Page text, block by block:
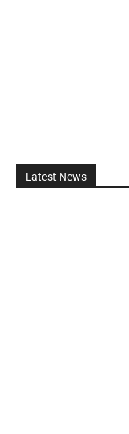
Latest News